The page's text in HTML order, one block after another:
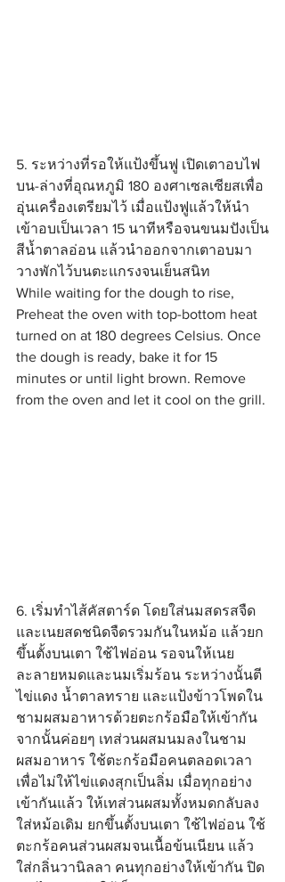
5. ระหว่างที่รอให้แป้งขึ้นฟู เปิดเตาอบไฟ
บน-ล่างที่อุณหภูมิ 180 องศาเซลเซียสเพื่อ
อุ่นเครื่องเตรียมไว้ เมื่อแป้งฟูแล้วให้นำ
เข้าอบเป็นเวลา 15 นาทีหรือจนขนมปังเป็น
สีน้ำตาลอ่อน แล้วนำออกจากเตาอบมา
วางพักไว้บนตะแกรงจนเย็นสนิท
While waiting for the dough to rise,
Preheat the oven with top-bottom heat
turned on at 180 degrees Celsius. Once
the dough is ready, bake it for 15
minutes or until light brown. Remove
from the oven and let it cool on the grill.
6. เริ่มทำไส้คัสตาร์ด โดยใส่นมสดรสจืด
และเนยสดชนิดจืดรวมกันในหม้อ แล้วยก
ขึ้นตั้งบนเตา ใช้ไฟอ่อน รอจนให้เนย
ละลายหมดและนมเริ่มร้อน ระหว่างนั้นตี
ไข่แดง น้ำตาลทราย และแป้งข้าวโพดใน
ชามผสมอาหารด้วยตะกร้อมือให้เข้ากัน
จากนั้นค่อยๆ เทส่วนผสมนมลงในชาม
ผสมอาหาร ใช้ตะกร้อมือคนตลอดเวลา
เพื่อไม่ให้ไข่แดงสุกเป็นลิ่ม เมื่อทุกอย่าง
เข้ากันแล้ว ให้เทส่วนผสมทั้งหมดกลับลง
ใส่หม้อเดิม ยกขึ้นตั้งบนเตา ใช้ไฟอ่อน ใช้
ตะกร้อคนส่วนผสมจนเนื้อข้นเนียน แล้ว
ใส่กลิ่นวานิลลา คนทุกอย่างให้เข้ากัน ปิด